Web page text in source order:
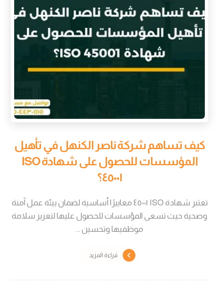
كيف تساهم شركة ناصر الكنهل في تأهيل
المؤسسات للحصول على شهادة ISO
٤٥٠٠١؟
تعتبر شهادة ISO ٤٥٠٠١ معاييرًا أساسية لضمان بيئة عمل آمنة
وصحية حيث تسعى المؤسسات للحصول عليها لتعزيز سلامة
موظفيها وتحسين ...
قراءة المزيد